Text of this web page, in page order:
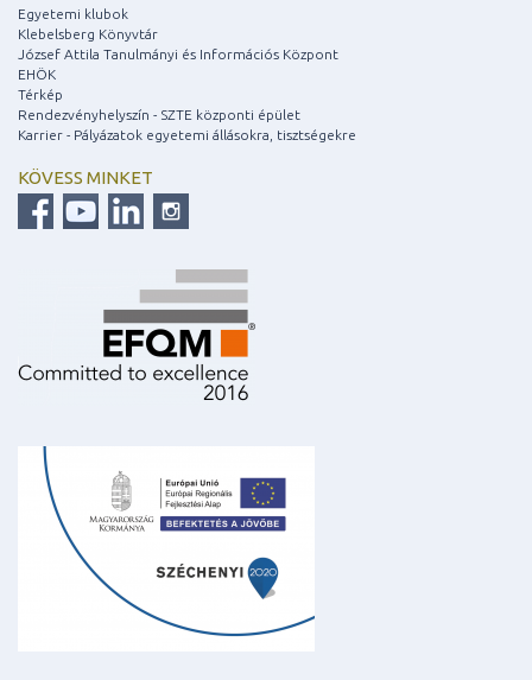
Egyetemi klubok
Klebelsberg Könyvtár
József Attila Tanulmányi és Információs Központ
EHÖK
Térkép
Rendezvényhelyszín - SZTE központi épület
Karrier - Pályázatok egyetemi állásokra, tisztségekre
KÖVESS MINKET